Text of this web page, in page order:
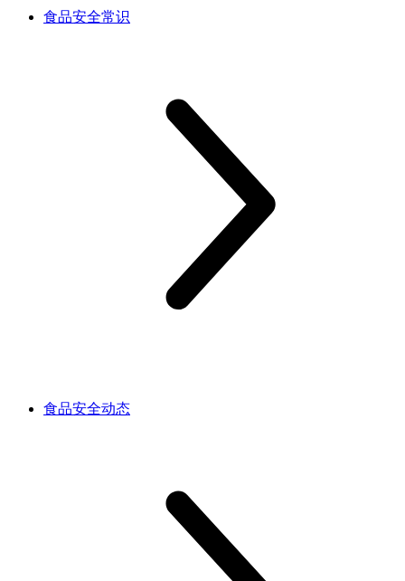
食品安全常识
食品安全动态